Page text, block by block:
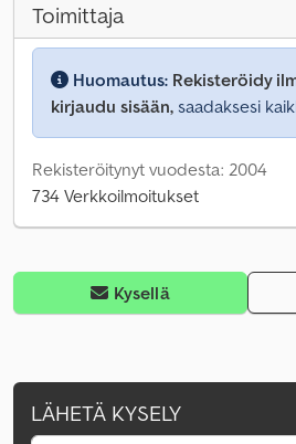
Toimittaja
Huomautus: Rekisteröidy
kirjaudu sisään, saadaksesi
Rekisteröitynyt vuodesta: 2004
734 Verkkoilmoitukset
Kysellä
LÄHETÄ KYSELY